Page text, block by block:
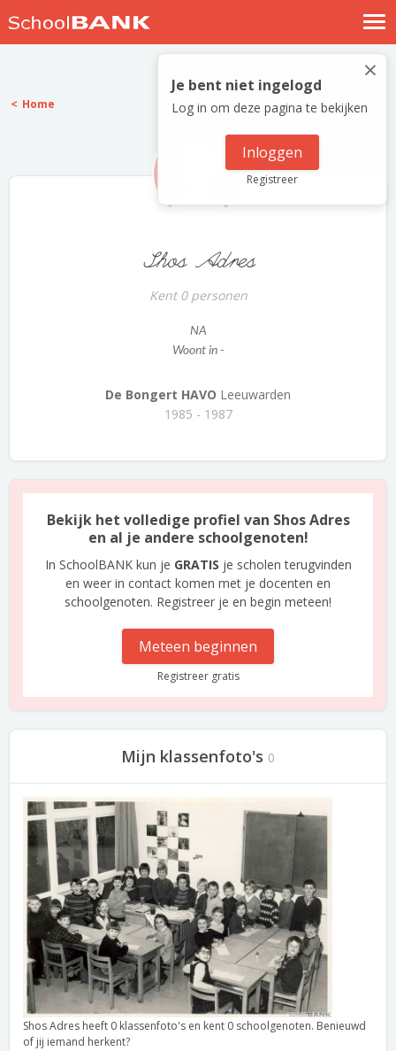
Nostalgische verhalen
Log in
Meld je gratis aan
×
Je bent niet ingelogd
Log in om deze pagina te bekijken
Inloggen
Registreer
Home
Shos Adres
Kent 0 personen
NA
Woont in -
De Bongert HAVO Leeuwarden
1985 - 1987
Bekijk het volledige profiel van Shos Adres
en al je andere schoolgenoten!
In SchoolBANK kun je GRATIS je scholen terugvinden
en weer in contact komen met je docenten en
schoolgenoten. Registreer je en begin meteen!
Meteen beginnen
Registreer gratis
Mijn klassenfoto's 0
Shos Adres heeft 0 klassenfoto's en kent 0 schoolgenoten. Benieuwd
of jij iemand herkent?